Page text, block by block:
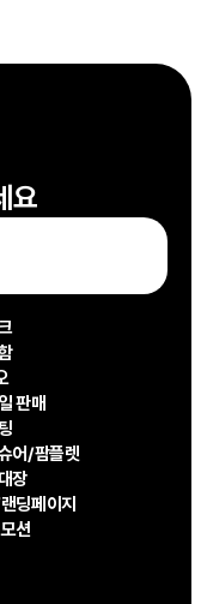
요
판매
어/팜플렛
장
딩페이지
션